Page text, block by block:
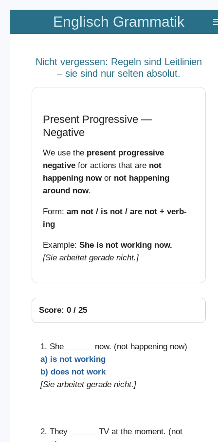
Zum
springen
Englisch Grammatik
Nicht vergessen: Regeln sind Leitlinien
– sie sind nur selten absolut.
Present Progressive —
Negative
We use the present progressive
negativefor actions that are not
happening nowor not happening
around now.
Form: am not / is not / are not + verb-
ing
Example: She is not working now.
[Sie arbeitet gerade nicht.]
Score: 0 / 25
1. She
now. (not happening now)
a) is not working
b) does not work
[Sie arbeitet gerade nicht.]
2. They
TV at the moment. (not